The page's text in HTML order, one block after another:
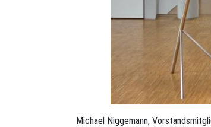
Michael Niggemann,